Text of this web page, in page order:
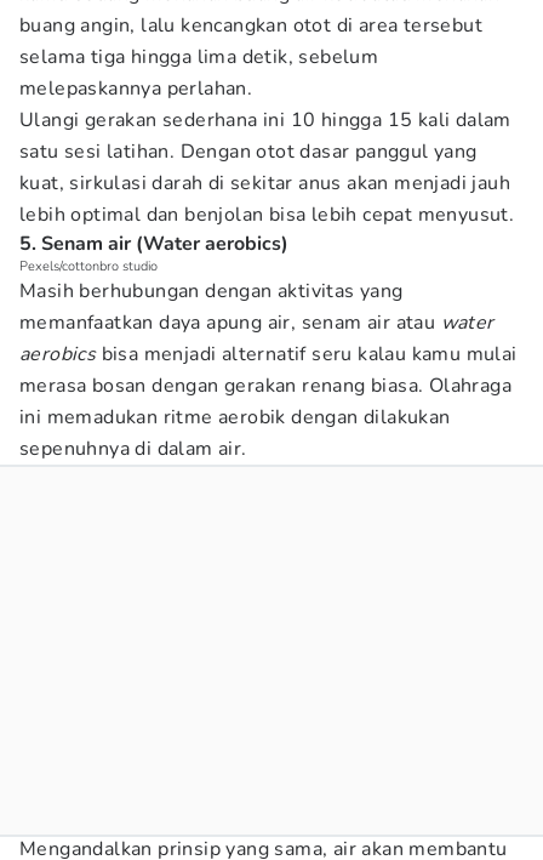
buang angin, lalu kencangkan otot di area tersebut
selama tiga hingga lima detik, sebelum
melepaskannya perlahan.
Ulangi gerakan sederhana ini 10 hingga 15 kali dalam
satu sesi latihan. Dengan otot dasar panggul yang
kuat, sirkulasi darah di sekitar anus akan menjadi jauh
lebih optimal dan benjolan bisa lebih cepat menyusut.
5. Senam air (Water aerobics)
Pexels/cottonbro studio
Masih berhubungan dengan aktivitas yang
memanfaatkan daya apung air, senam air atau water
aerobicsbisa menjadi alternatif seru kalau kamu mulai
merasa bosan dengan gerakan renang biasa. Olahraga
ini memadukan ritme aerobik dengan dilakukan
sepenuhnya di dalam air.
Mengandalkan prinsip yang sama, air akan membantu